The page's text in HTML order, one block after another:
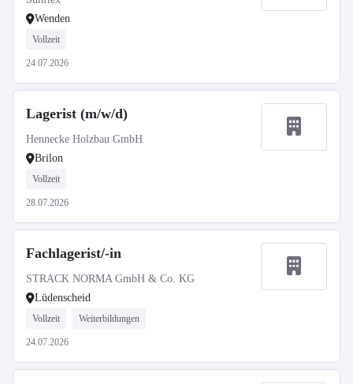
Wenden
Vollzeit
24.07.2026
Lagerist (m/w/d)
Hennecke Holzbau GmbH
Brilon
Vollzeit
28.07.2026
Fachlagerist/-in
STRACK NORMA GmbH & Co. KG
Lüdenscheid
Vollzeit Weiterbildungen
24.07.2026